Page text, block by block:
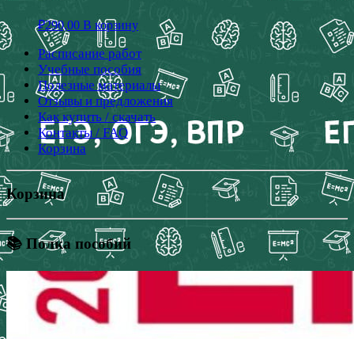
₽290,00 В корзину
Расписание работ
Учебные пособия
Полезные материалы
Отзывы и предложения
Как купить / скачать
Контакты / FAQ
Корзина
Корзина
📚 Полка пособий